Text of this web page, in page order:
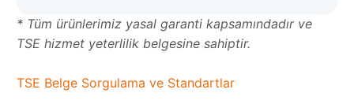
* Tüm ürünlerimiz yasal garanti kapsamındadır ve
TSE hizmet yeterlilik belgesine sahiptir.
TSE Belge Sorgulama ve Standartlar